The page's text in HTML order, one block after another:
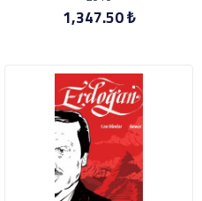
1,347.50 ₺